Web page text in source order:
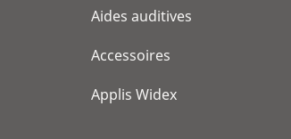
Aides auditives
Accessoires
Applis Widex